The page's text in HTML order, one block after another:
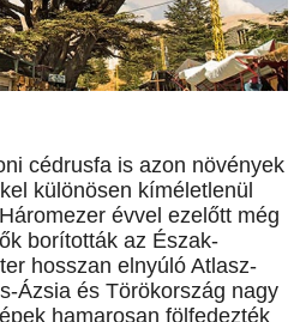
cédrusfa is azon növények
különösen kíméletlenül
évvel ezelőtt még
borították az Észak-
hosszan elnyúló Atlasz-
Ázsia és Törökország nagy
hamarosan fölfedezték